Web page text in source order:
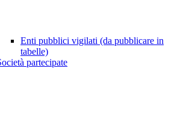
Enti pubblici vigilati (da pubblicare in
tabelle)
partecipate